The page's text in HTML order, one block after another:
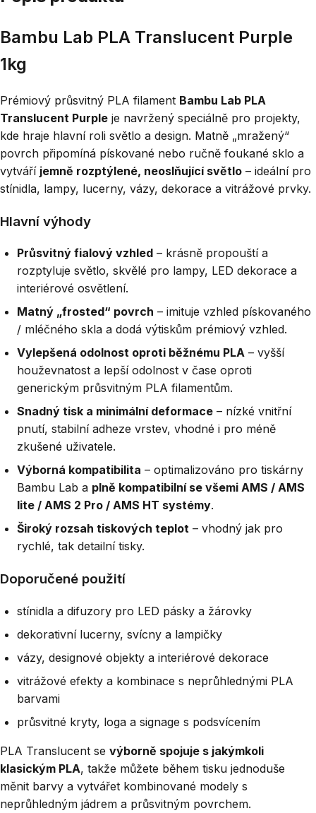
Bambu Lab PLA Translucent Purple
1kg
Prémiový průsvitný PLA filament Bambu Lab PLA
Translucent Purple je navržený speciálně pro projekty,
kde hraje hlavní roli světlo a design. Matně „mražený“
povrch připomíná pískované nebo ručně foukané sklo a
vytváří jemně rozptýlené, neoslňující světlo – ideální pro
stínidla, lampy, lucerny, vázy, dekorace a vitrážové prvky.
Hlavní výhody
Průsvitný fialový vzhled – krásně propouští a
rozptyluje světlo, skvělé pro lampy, LED dekorace a
interiérové osvětlení.
Matný „frosted“ povrch – imituje vzhled pískovaného
/ mléčného skla a dodá výtiskům prémiový vzhled.
Vylepšená odolnost oproti běžnému PLA – vyšší
houževnatost a lepší odolnost v čase oproti
generickým průsvitným PLA filamentům.
Snadný tisk a minimální deformace – nízké vnitřní
pnutí, stabilní adheze vrstev, vhodné i pro méně
zkušené uživatele.
Výborná kompatibilita – optimalizováno pro tiskárny
Bambu Lab a plně kompatibilní se všemi AMS / AMS
lite / AMS 2 Pro / AMS HT systémy.
Široký rozsah tiskových teplot – vhodný jak pro
rychlé, tak detailní tisky.
Doporučené použití
stínidla a difuzory pro LED pásky a žárovky
dekorativní lucerny, svícny a lampičky
vázy, designové objekty a interiérové dekorace
vitrážové efekty a kombinace s neprůhlednými PLA
barvami
průsvitné kryty, loga a signage s podsvícením
PLA Translucent se výborně spojuje s jakýmkoli
klasickým PLA, takže můžete během tisku jednoduše
měnit barvy a vytvářet kombinované modely s
neprůhledným jádrem a průsvitným povrchem.